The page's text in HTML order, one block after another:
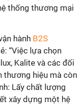
thống thương mại
hành B2S
“Việc lựa chọn
Kalite và các đối
thương hiệu mà còn
Lấy chất lượng
xây dựng một hệ